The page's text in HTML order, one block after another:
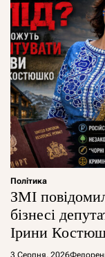
Політика
ЗМІ
бізнесі
Ірини
арештувати її
3 Серпня, 2026